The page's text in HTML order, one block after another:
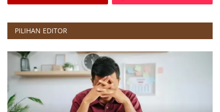
PILIHAN EDITOR